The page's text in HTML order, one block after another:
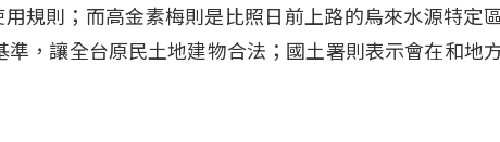
規則；而高金素梅則是比照日前上路的烏來水源特定
，讓全台原民土地建物合法；國土署則表示會在和地